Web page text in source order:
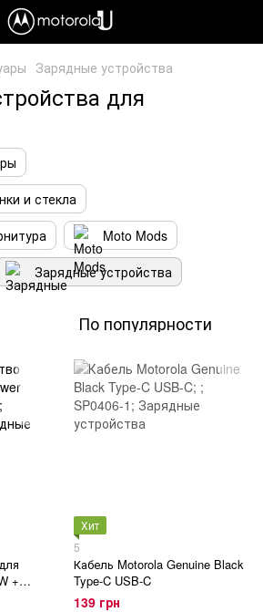
Зарядные устройства
для
и стекла
Moto Mods
Зарядные устройства
По популярности
+
Хит
5
Кабель Motorola Genuine Black
Type-C USB-C
139 грн